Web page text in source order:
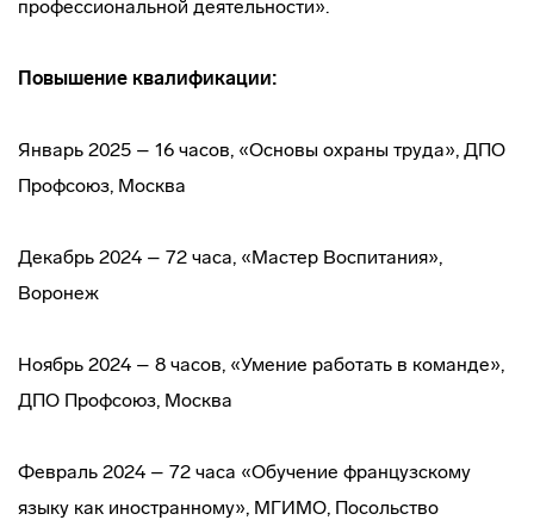
профессиональной деятельности».
Повышение квалификации:
Январь 2025 – 16 часов, «Основы охраны труда», ДПО
Профсоюз, Москва
Декабрь 2024 – 72 часа, «Мастер Воспитания»,
Воронеж
Ноябрь 2024 – 8 часов, «Умение работать в команде»,
ДПО Профсоюз, Москва
Февраль 2024 – 72 часа «Обучение французскому
языку как иностранному», МГИМО, Посольство